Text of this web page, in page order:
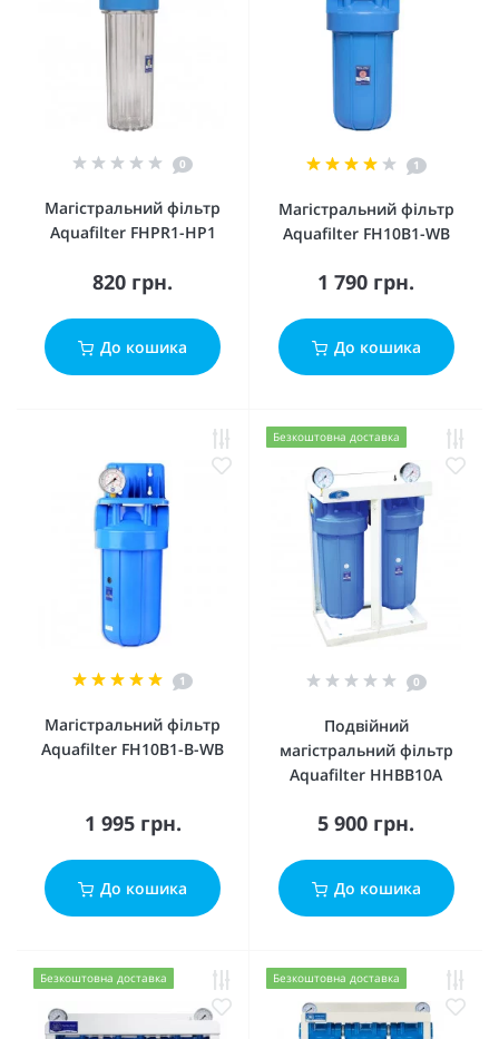
0
Магістральний фільтр
Aquafilter FHPR1-HP1
820 грн.
До кошика
1
Магістральний фільтр
Aquafilter FH10B1-WB
1 790 грн.
До кошика
1
Магістральний фільтр
Aquafilter FH10B1-B-WB
1 995 грн.
До кошика
Безкоштовна доставка
0
Подвійний
магістральний фільтр
Aquafilter HHBB10A
5 900 грн.
До кошика
Безкоштовна доставка Безкоштовна доставка